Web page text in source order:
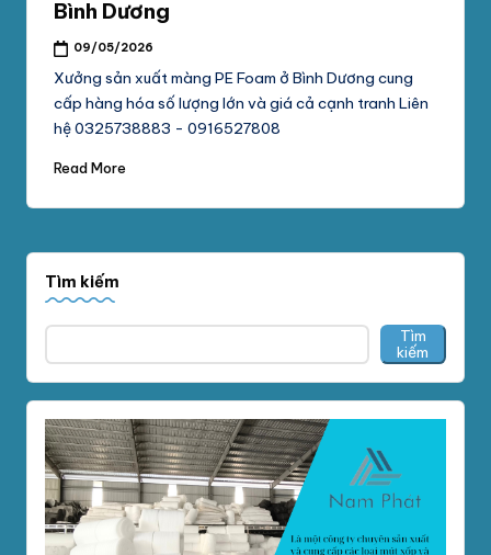
TpHCM,
Bình
Dương
Bình Dương
09/05/2026
Xưởng sản xuất màng PE Foam ở Bình Dương cung
cấp hàng hóa số lượng lớn và giá cả cạnh tranh Liên
hệ 0325738883 - 0916527808
Read More
Tìm kiếm
Tìm
kiếm